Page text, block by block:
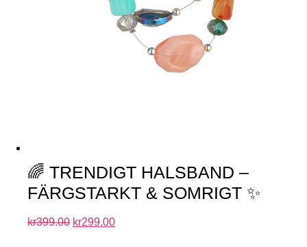
🌈 TRENDIGT HALSBAND –
FÄRGSTARKT & SOMRIGT ✨
kr399.00 kr299.00